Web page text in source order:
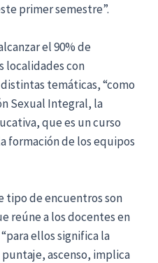
primer semestre”.
el 90% de
localidades con
temáticas, “como
Sexual Integral, la
que es un curso
formación de los equipos
tipo de encuentros son
reúne a los docentes en
ellos significa la
ascenso, implica